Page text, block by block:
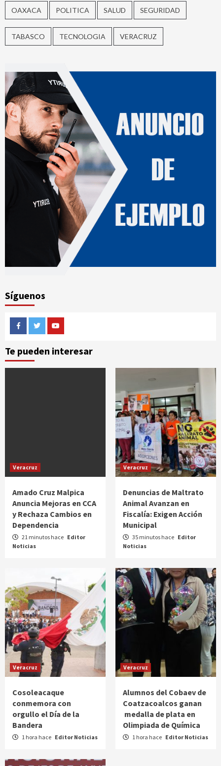
OAXACA POLITICA SALUD SEGURIDAD
TABASCO TECNOLOGIA VERACRUZ
Síguenos
FacebookTwitterYoutube
Te pueden interesar
Veracruz
Amado Cruz Malpica
Anuncia Mejoras en CCA
y Rechaza Cambios en
Dependencia
21 minutos hace Editor
Noticias
Veracruz
Denuncias de Maltrato
Animal Avanzan en
Fiscalía: Exigen Acción
Municipal
35 minutos hace Editor
Noticias
Veracruz
Cosoleacaque
conmemora con
orgullo el Día de la
Bandera
1 hora hace Editor Noticias
Veracruz
Alumnos del Cobaev de
Coatzacoalcos ganan
medalla de plata en
Olimpiada de Química
1 hora hace Editor Noticias